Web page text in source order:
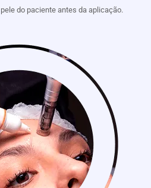
do paciente antes da aplicação.